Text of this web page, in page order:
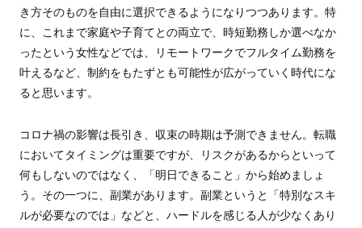
き方そのものを自由に選択できるようになりつつあります。特
に、これまで家庭や子育てとの両立で、時短勤務しか選べなか
ったという女性などでは、リモートワークでフルタイム勤務を
叶えるなど、制約をもたずとも可能性が広がっていく時代にな
ると思います。
コロナ禍の影響は長引き、収束の時期は予測できません。転職
においてタイミングは重要ですが、リスクがあるからといって
何もしないのではなく、「明日できること」から始めましょ
う。その一つに、副業があります。副業というと「特別なスキ
ルが必要なのでは」などと、ハードルを感じる人が少なくあり